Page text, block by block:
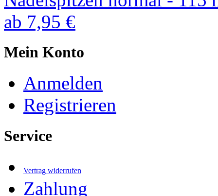
ab 7,95 €
Mein Konto
Anmelden
Registrieren
Service
Vertrag widerrufen
Zahlung